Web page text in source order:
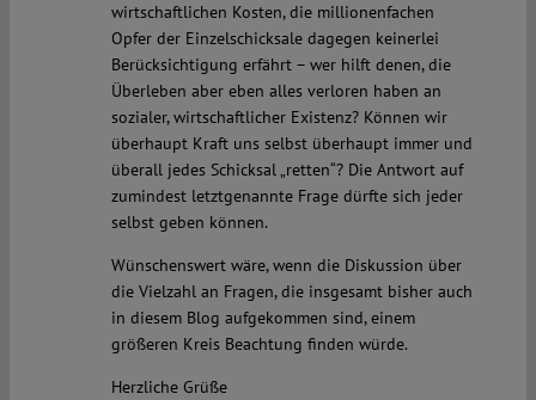
wirtschaftlichen Kosten, die millionenfachen
Opfer der Einzelschicksale dagegen keinerlei
Berücksichtigung erfährt – wer hilft denen, die
Überleben aber eben alles verloren haben an
sozialer, wirtschaftlicher Existenz? Können wir
überhaupt Kraft uns selbst überhaupt immer und
überall jedes Schicksal „retten“? Die Antwort auf
zumindest letztgenannte Frage dürfte sich jeder
selbst geben können.
Wünschenswert wäre, wenn die Diskussion über
die Vielzahl an Fragen, die insgesamt bisher auch
in diesem Blog aufgekommen sind, einem
größeren Kreis Beachtung finden würde.
Herzliche Grüße